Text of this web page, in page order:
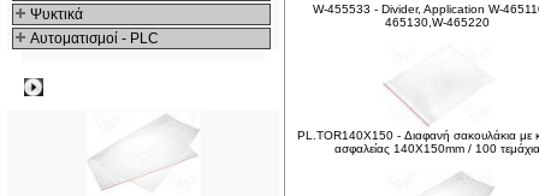
Ψυκτικά
Αυτοματισμοί - PLC
W-455533 - Divider, Application W-
465130,W-465220
PL.TOR140X150 - Διαφανή σακουλάκια με
ασφαλείας 140X150mm / 100